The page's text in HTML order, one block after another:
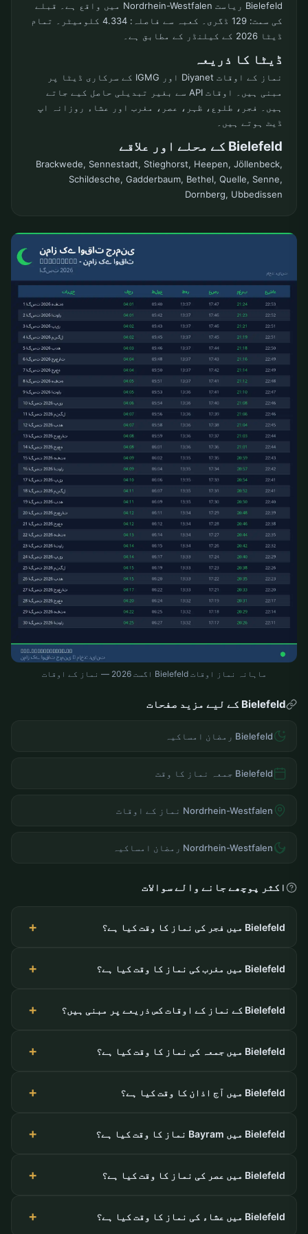
Bielefeld ریاست Nordrhein-Westfalen میں واقع ہے۔ قبلے
کی سمت: 129 ڈگری۔ کعبہ سے فاصلہ: 4.334 کلومیٹر۔ تمام
ڈیٹا 2026 کے کیلنڈر کے مطابق ہے۔
ڈیٹا کا ذریعہ
نماز کے اوقات Diyanet اور IGMG کے سرکاری ڈیٹا پر
مبنی ہیں۔ اوقات API سے بغیر تبدیلی حاصل کیے جاتے
ہیں۔ فجر، طلوع، ظہر، عصر، مغرب اور عشاء روزانہ اپ
ڈیٹ ہوتے ہیں۔
Bielefeld کے محلے اور علاقے
Brackwede, Sennestadt, Stieghorst, Heepen, Jöllenbeck,
Schildesche, Gadderbaum, Bethel, Quelle, Senne,
Dornberg, Ubbedissen
ماہانہ نماز اوقات Bielefeld اگست 2026 — نماز کے اوقات
Bielefeld کے لیے مزید صفحات
Bielefeld رمضان امساکیہ
Bielefeld جمعہ نماز کا وقت
Nordrhein-Westfalen نماز کے اوقات
Nordrhein-Westfalen رمضان امساکیہ
اکثر پوچھے جانے والے سوالات
Bielefeld میں فجر کی نماز کا وقت کیا ہے؟
Bielefeld میں مغرب کی نماز کا وقت کیا ہے؟
Bielefeld کے نماز کے اوقات کس ذریعے پر مبنی ہیں؟
Bielefeld میں جمعہ کی نماز کا وقت کیا ہے؟
Bielefeld میں آج اذان کا وقت کیا ہے؟
Bielefeld میں Bayram نماز کا وقت کیا ہے؟
Bielefeld میں عصر کی نماز کا وقت کیا ہے؟
Bielefeld میں عشاء کی نماز کا وقت کیا ہے؟